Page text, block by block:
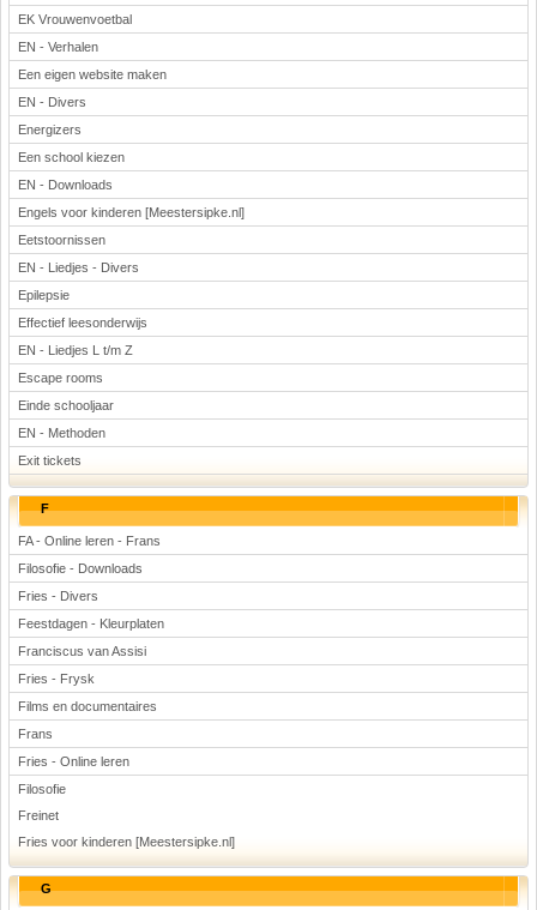
EK Vrouwenvoetbal
EN - Verhalen
Een eigen website maken
EN - Divers
Energizers
Een school kiezen
EN - Downloads
Engels voor kinderen [Meestersipke.nl]
Eetstoornissen
EN - Liedjes - Divers
Epilepsie
Effectief leesonderwijs
EN - Liedjes L t/m Z
Escape rooms
Einde schooljaar
EN - Methoden
Exit tickets
F
FA - Online leren - Frans
Filosofie - Downloads
Fries - Divers
Feestdagen - Kleurplaten
Franciscus van Assisi
Fries - Frysk
Films en documentaires
Frans
Fries - Online leren
Filosofie
Freinet
Fries voor kinderen [Meestersipke.nl]
G